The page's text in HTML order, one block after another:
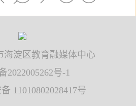
海淀区教育融媒体中心
2022005262号-1
11010802028417号